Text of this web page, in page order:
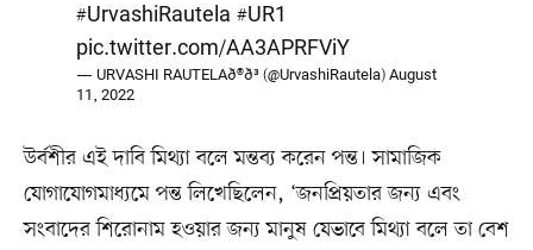
#UrvashiRautela #UR1
pic.twitter.com/AA3APRFViY
— URVASHI RAUTELAð®ð³ (@UrvashiRautela)August
11, 2022
উর্বশীর এই দাবি মিথ্যা বলে মন্তব্য করেন পন্ত। সামাজিক
যোগাযোগমাধ্যমে পন্ত লিখেছিলেন, ‘জনপ্রিয়তার জন্য এবং
সংবাদের শিরোনাম হওয়ার জন্য মানুষ যেভাবে মিথ্যা বলে তা বেশ